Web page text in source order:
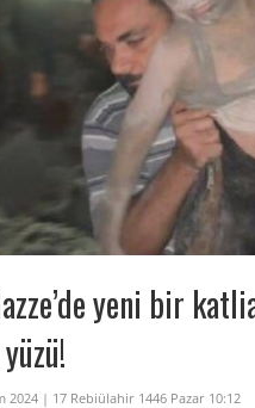
yeni bir
2024 | 17 Rebiülahir 1446 Pazar 10:12